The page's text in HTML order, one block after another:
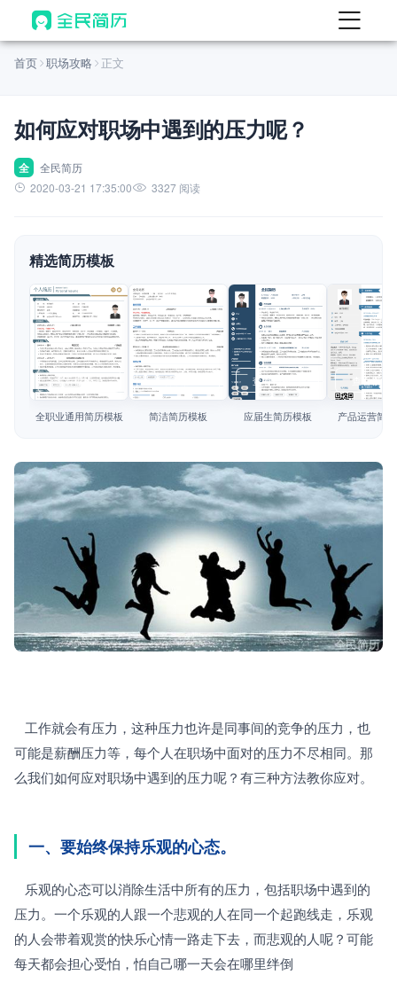
首页
AI 生成简历
AI 优化简历
AI 翻译简历
AI 模拟面试
面试自我介绍
AI 职场工具 New
简历模板
简历教程
首页 职场攻略 正文
如何应对职场中遇到的压力呢？
全
全民简历
2020-03-21 17:35:00
3327 阅读
精选简历模板
查看模板
全职业通用简历模板
查看模板
简洁简历模板
查看模板
应届生简历模板
查看模板
产品运营简
可能是薪酬压力等，每个人在职场中面对的压力不尽相同。那
么我们如何应对职场中遇到的压力呢？有三种方法教你应对。
一、要始终保持乐观的心态。
压力。一个乐观的人跟一个悲观的人在同一个起跑线走，乐观
的人会带着观赏的快乐心情一路走下去，而悲观的人呢？可能
每天都会担心受怕，怕自己哪一天会在哪里绊倒